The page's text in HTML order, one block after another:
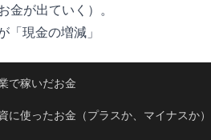
金が出ていく）。
「現金の増減」
で稼いだお金
に使ったお金（プラスか、マイナスか）